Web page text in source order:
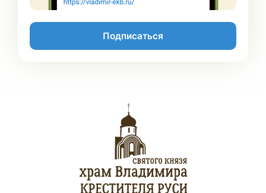
Подписаться